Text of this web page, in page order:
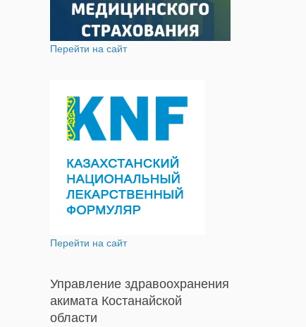
Перейти на сайт
Перейти на сайт
Управление здравоохранения
акимата Костанайской
области